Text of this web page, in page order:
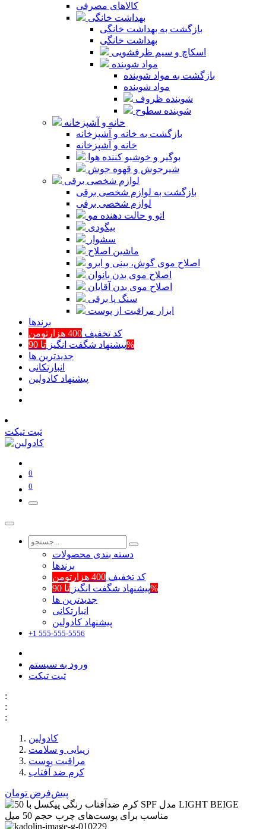
کالاهای مصرفی
بهداشت خانگی
بازگشت به بهداشت خانگی
بهداشت خانگی
اسکاچ و سیم ظرفشویی
مواد شوینده
بازگشت به مواد شوینده
مواد شوینده
شوینده ظروف
شوینده سطوح
خانه و آشپزخانه
بازگشت به خانه و آشپزخانه
خانه و آشپزخانه
بوگیر و خوشبو کننده هوا
شیرجوش و قهوه جوش
لوازم شخصی برقی
بازگشت به لوازم شخصی برقی
لوازم شخصی برقی
اتو و حالت دهنده مو
بیگودی
سشوار
ماشین اصلاح
اصلاح موی گوش، بینی و ابرو
اصلاح موی بدن بانوان
اصلاح موی بدن آقایان
سنگ پا برقی
ابزار مراقبت از پوست
برند‌ها
کد تخفیف 400 هزارتومن
پیشنهاد شگفت انگیزتا 90%
جدیدترین ها
انبارتکانی
پیشنهاد کادولین
ثبت تیکت
0
0
دسته بندی محصولات
برند‌ها
کد تخفیف 400 هزارتومن
پیشنهاد شگفت انگیزتا 90%
جدیدترین ها
انبارتکانی
پیشنهاد کادولین
+1 555-555-5556
ورود به سیستم
ثبت تیکت
:
:
:
کادولین
زیبایی و سلامت
مراقبت پوست
کرم ضد آفتاب
پیش‌فرض تومان